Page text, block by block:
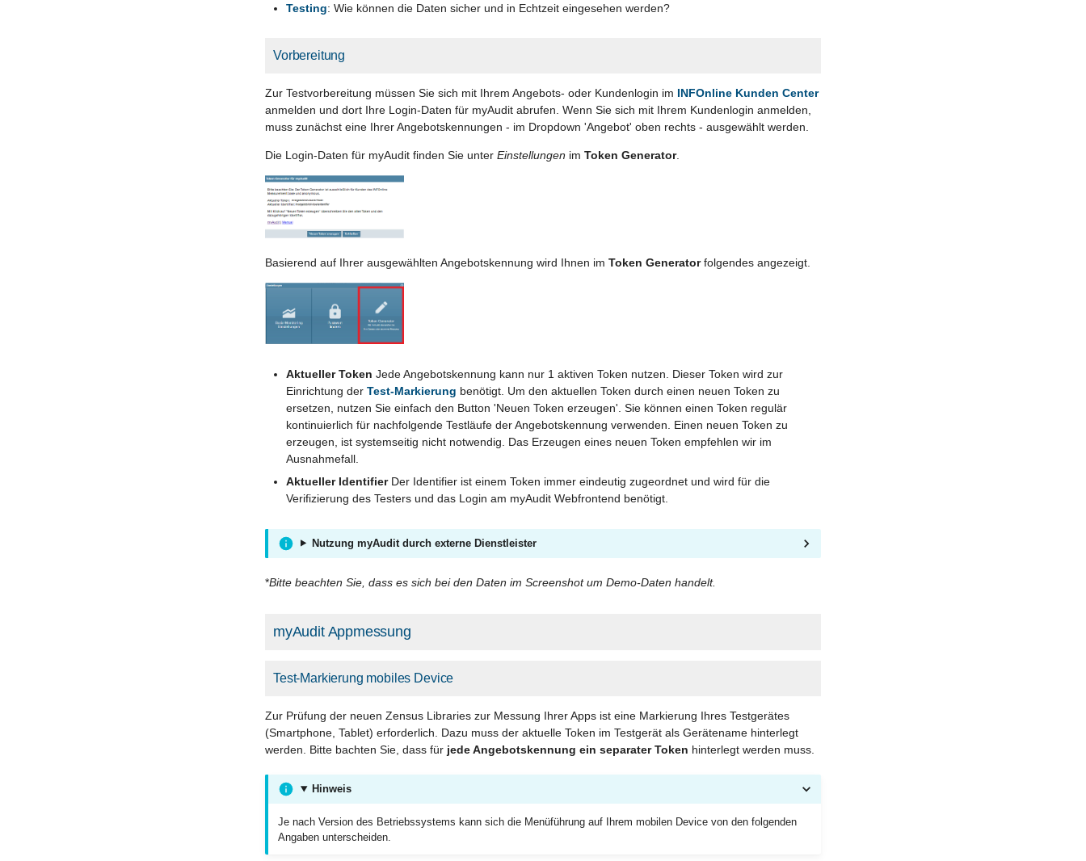
Testing: Wie können die Daten sicher und in Echtzeit eingesehen werden?
Vorbereitung
Zur Testvorbereitung müssen Sie sich mit Ihrem Angebots- oder Kundenlogin im INFOnline Kunden Center
anmelden und dort Ihre Login-Daten für myAudit abrufen. Wenn Sie sich mit Ihrem Kundenlogin anmelden,
muss zunächst eine Ihrer Angebotskennungen - im Dropdown 'Angebot' oben rechts - ausgewählt werden.
Die Login-Daten für myAudit finden Sie unter Einstellungen im Token Generator.
Basierend auf Ihrer ausgewählten Angebotskennung wird Ihnen im Token Generatorfolgendes angezeigt.
Aktueller Token Jede Angebotskennung kann nur 1 aktiven Token nutzen. Dieser Token wird zur
Einrichtung derTest-Markierung benötigt. Um den aktuellen Token durch einen neuen Token zu
ersetzen, nutzen Sie einfach den Button 'Neuen Token erzeugen'. Sie können einen Token regulär
kontinuierlich für nachfolgende Testläufe der Angebotskennung verwenden. Einen neuen Token zu
erzeugen, ist systemseitig nicht notwendig. Das Erzeugen eines neuen Token empfehlen wir im
Ausnahmefall.
Aktueller IdentifierDer Identifier ist einem Token immer eindeutig zugeordnet und wird für die
Verifizierung des Testers und das Login am myAudit Webfrontend benötigt.
Nutzung myAudit durch externe Dienstleister
*Bitte beachten Sie, dass es sich bei den Daten im Screenshot um Demo-Daten handelt.
myAudit Appmessung
Test-Markierung mobiles Device
Zur Prüfung der neuen Zensus Libraries zur Messung Ihrer Apps ist eine Markierung Ihres Testgerätes
(Smartphone, Tablet) erforderlich. Dazu muss der aktuelle Token im Testgerät als Gerätename hinterlegt
werden. Bitte bachten Sie, dass für jede Angebotskennung ein separater Token hinterlegt werden muss.
Hinweis
Je nach Version des Betriebssystems kann sich die Menüführung auf Ihrem mobilen Device von den folgenden
Angaben unterscheiden.